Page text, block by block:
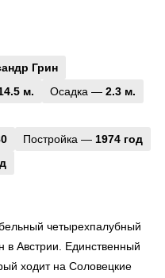
Грин
м. Осадка — 2.3 м.
Постройка — 1974 год
четырехпалубный
в Австрии. Единственный
ходит на Соловецкие